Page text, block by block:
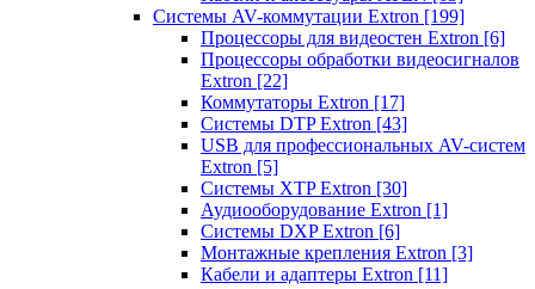
Системы AV-коммутации Extron [199]
Процессоры для видеостен Extron [6]
Процессоры обработки видеосигналов
Extron [22]
Коммутаторы Extron [17]
Системы DTP Extron [43]
USB для профессиональных AV-систем
Extron [5]
Системы XTP Extron [30]
Аудиооборудование Extron [1]
Системы DXP Extron [6]
Монтажные крепления Extron [3]
Кабели и адаптеры Extron [11]